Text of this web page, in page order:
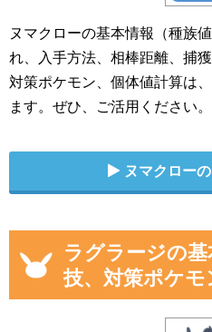
ヌマクローの基本情報（種族
れ、入手方法、相棒距離、捕
対策ポケモン、個体値計算は
ます。ぜひ、ご活用ください。
ヌマクロー
ラグラージの
技、対策ポケ